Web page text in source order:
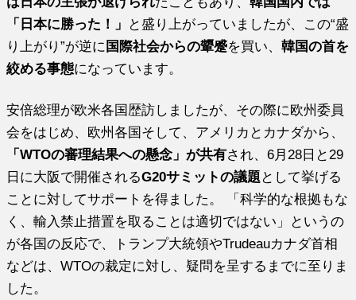
「日本に勝った！」
と盛り上がっていましたが、この“盛
り上がり”が逆に 国際社会からの顰蹙を買い、韓国の首を
絞める事態になっています。
安倍総理が欧米各国歴訪しましたが、その際に欧州委員
会をはじめ、欧州各国そして、アメリカとカナダから、
「WTOの審理結果への懸念」が共有され、6月28日と29
日に大阪で開催されるG20サミットの議題 として挙げる
ことに対してサポートを得ました。 「科学的な根拠もな
く、輸入禁止措置を取ることは適切ではない」というの
が各国の反応で、トランプ大統領やTrudeauカナダ首相
などは、WTOの裁定に対し、疑問を呈するまでに至りま
した。